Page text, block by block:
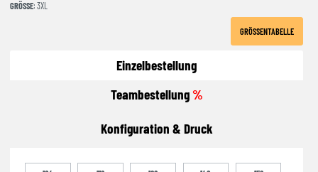
GRÖSSE : 3XL
GRÖSSENTABELLE
Einzelbestellung
Teambestellung%
Konfiguration & Druck